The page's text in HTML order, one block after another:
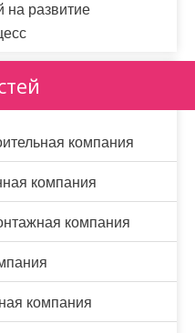
на развитие
компания
компания
компания
компания